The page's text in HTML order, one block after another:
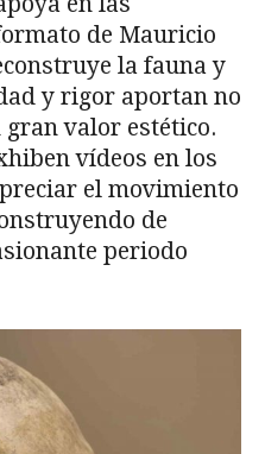
de Mauricio
la fauna y
y rigor aportan no
valor estético.
vídeos en los
el movimiento
de
periodo